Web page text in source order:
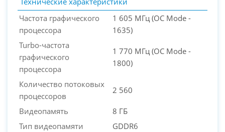
Частота графического
процессора
1 605 МГц (OC Mode -
1635)
Turbo-частота
графического
процессора
1 770 МГц (OC Mode -
1800)
Количество потоковых
процессоров
2 560
Видеопамять
8 ГБ
Тип видеопамяти
GDDR6